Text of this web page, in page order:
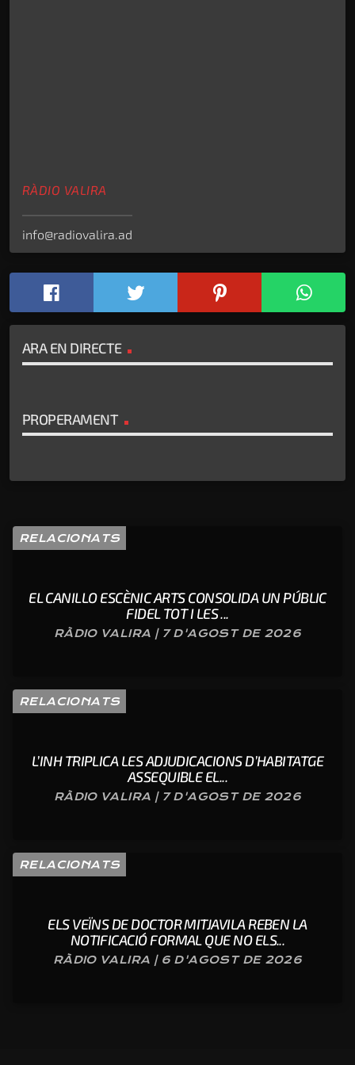
RÀDIO VALIRA
info@radiovalira.ad
ARA EN DIRECTE
PROPERAMENT
RELACIONATS
EL CANILLO ESCÈNIC ARTS CONSOLIDA UN PÚBLIC
FIDEL TOT I LES ...
RÀDIO VALIRA | 7 D'AGOST DE 2026
RELACIONATS
L’INH TRIPLICA LES ADJUDICACIONS D’HABITATGE
ASSEQUIBLE EL...
RÀDIO VALIRA | 7 D'AGOST DE 2026
RELACIONATS
ELS VEÏNS DE DOCTOR MITJAVILA REBEN LA
NOTIFICACIÓ FORMAL QUE NO ELS...
RÀDIO VALIRA | 6 D'AGOST DE 2026